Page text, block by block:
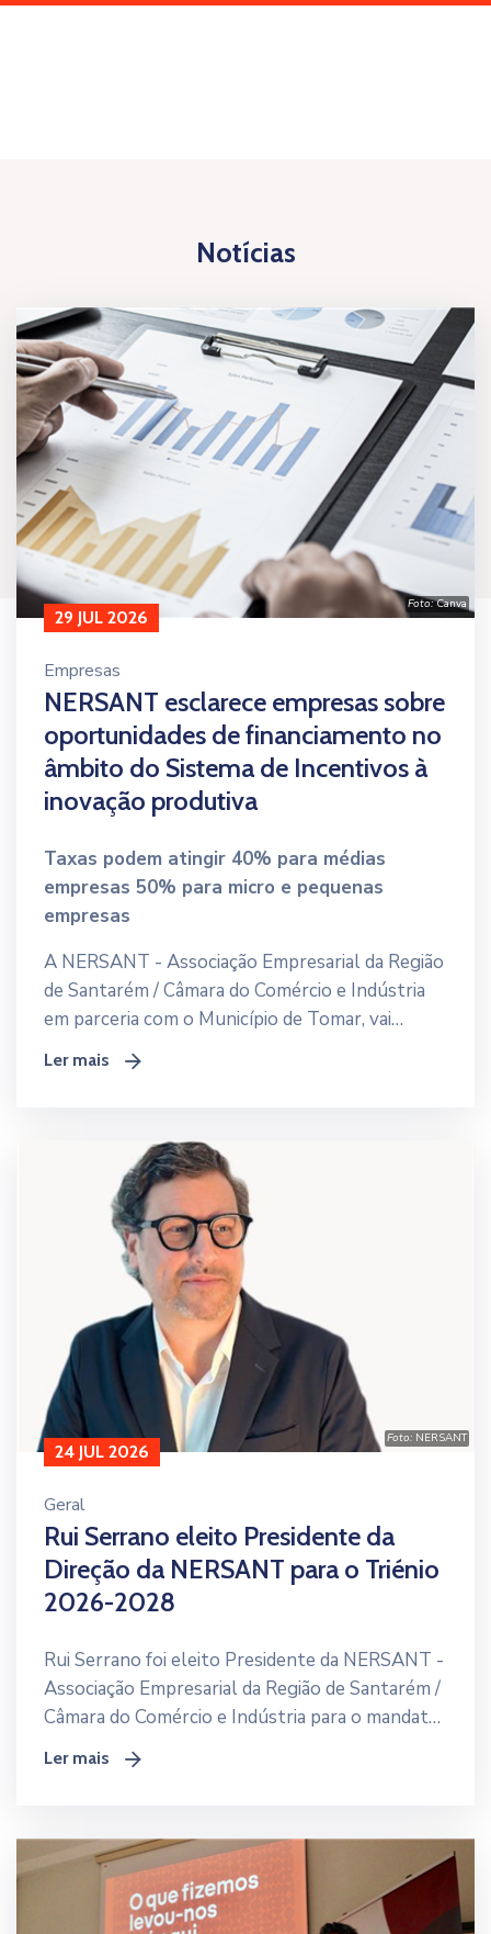
Notícias
Foto:Canva
29 JUL 2026
Empresas
NERSANT esclarece empresas sobre
oportunidades de financiamento no
âmbito do Sistema de Incentivos à
inovação produtiva
Taxas podem atingir 40% para médias
empresas 50% para micro e pequenas
empresas
A NERSANT - Associação Empresarial da Região
de Santarém / Câmara do Comércio e Indústria
em parceria com o Município de Tomar, vai
promover no próximo dia 6 de agosto pelas
16h00, no Salão Nobre dos Paços do Concelho
Competitividade Empresarial (SICE) - Inovação
Produtiva, instrumento de apoio integrado no
Portugal 2030.
Ler mais icon
Foto: NERSANT
24 JUL 2026
Geral
Rui Serrano eleito Presidente da
Direção da NERSANT para o Triénio
2026-2028
Rui Serrano foi eleito Presidente da NERSANT -
Associação Empresarial da Região de Santarém /
Câmara do Comércio e Indústria para o mandato
2026-2028. Concluído o processo eleitoral para
os Órgãos Sociais da Associação, os associados
terá efeitos a partir de 24 de julho de 2026. Esta
eleição representa a continuidade de um projeto
assente na proximidade às empresas, na
Ler mais icon